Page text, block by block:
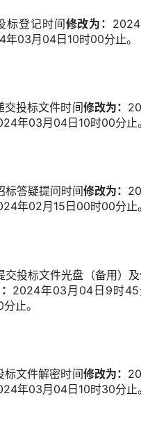
标登记时间修改为：
03月04日10时00分止。
交投标文件时间修改为：
年03月04日10时00分止。
标答疑提问时间修改为：
年02月15日00时00分止。
交投标文件光盘（备用）及
2024年03月04日9时
止。
标文件解密时间修改为：
年03月04日10时30分止。